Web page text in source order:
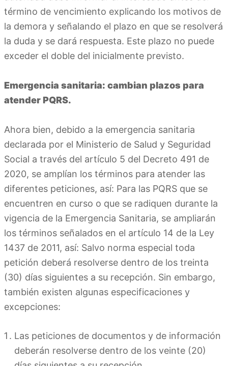
término de vencimiento explicando los motivos de
la demora y señalando el plazo en que se resolverá
la duda y se dará respuesta. Este plazo no puede
exceder el doble del inicialmente previsto.
Emergencia sanitaria: cambian plazos para
atender PQRS.
Ahora bien, debido a la emergencia sanitaria
declarada por el Ministerio de Salud y Seguridad
Social a través del artículo 5 del Decreto 491 de
2020, se amplían los términos para atender las
diferentes peticiones, así: Para las PQRS que se
encuentren en curso o que se radiquen durante la
vigencia de la Emergencia Sanitaria, se ampliarán
los términos señalados en el artículo 14 de la Ley
1437 de 2011, así: Salvo norma especial toda
petición deberá resolverse dentro de los treinta
(30) días siguientes a su recepción. Sin embargo,
también existen algunas especificaciones y
excepciones:
Las peticiones de documentos y de información
deberán resolverse dentro de los veinte (20)